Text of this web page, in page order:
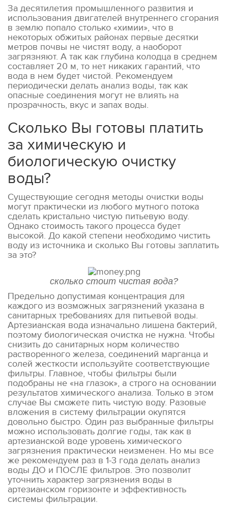
За десятилетия промышленного развития и
использования двигателей внутреннего сгорания
в землю попало столько «химии», что в
некоторых обжитых районах первые десятки
метров почвы не чистят воду, а наоборот
загрязняют. А так как глубина колодца в среднем
составляет 20 м, то нет никаких гарантий, что
вода в нем будет чистой. Рекомендуем
периодически делать анализ воды, так как
опасные соединения могут не влиять на
прозрачность, вкус и запах воды.
Сколько Вы готовы платить
за химическую и
биологическую очистку
воды?
Существующие сегодня методы очистки воды
могут практически из любого мутного потока
сделать кристально чистую питьевую воду.
Однако стоимость такого процесса будет
высокой. До какой степени необходимо чистить
воду из источника и сколько Вы готовы заплатить
за это?
сколько стоит чистая вода?
Предельно допустимая концентрация для
каждого из возможных загрязнений указана в
санитарных требованиях для питьевой воды.
Артезианская вода изначально лишена бактерий,
поэтому биологическая очистка не нужна. Чтобы
снизить до санитарных норм количество
растворенного железа, соединений марганца и
солей жесткости используйте соответствующие
фильтры. Главное, чтобы фильтры были
подобраны не «на глазок», а строго на основании
результатов химического анализа. Только в этом
случае Вы сможете пить чистую воду. Разовые
вложения в систему фильтрации окупятся
довольно быстро. Один раз выбранные фильтры
можно использовать долгие годы, так как в
артезианской воде уровень химического
загрязнения практически неизменен. Но мы все
же рекомендуем раз в 1-3 года делать анализ
воды ДО и ПОСЛЕ фильтров. Это позволит
уточнить характер загрязнения воды в
артезианском горизонте и эффективность
системы фильтрации.